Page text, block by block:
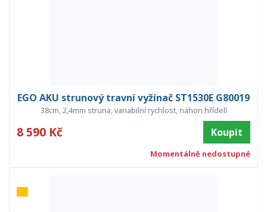
EGO AKU strunový travní vyžínač ST1530E G80019
38cm, 2,4mm struna, variabilní rychlost, náhon hřídelí
8 590 Kč Koupit
Momentálně nedostupné